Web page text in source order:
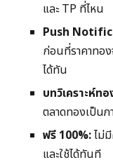
และ TP ที่ไหน
Push
ก่อนที่ราคาทอ
ได้ทัน
บทวิเคราะห์ท
ตลาดทองเป็นภ
ฟรี 100%:ไม่
และใช้ได้ทันที